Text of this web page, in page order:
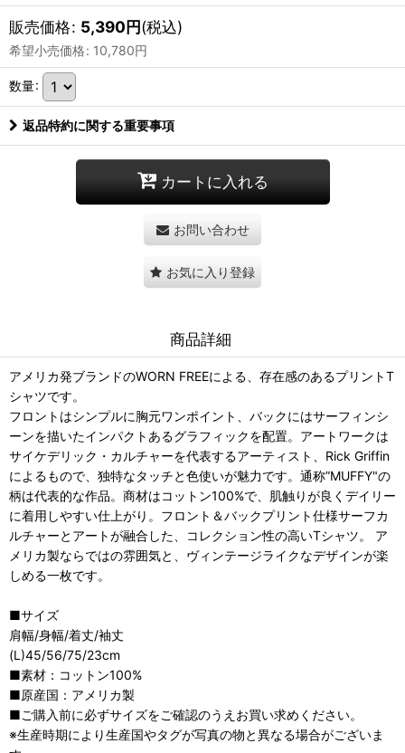
販売価格: 5,390円(税込)
希望小売価格: 10,780円
数量:
返品特約に関する重要事項
カートに入れる
お問い合わせ
お気に入り登録
商品詳細
アメリカ発ブランドのWORN FREEによる、存在感のあるプリントT
シャツです。
フロントはシンプルに胸元ワンポイント、バックにはサーフィンシ
ーンを描いたインパクトあるグラフィックを配置。アートワークは
サイケデリック・カルチャーを代表するアーティスト、Rick Griffin
によるもので、独特なタッチと色使いが魅力です。通称”MUFFY"の
柄は代表的な作品。商材はコットン100%で、肌触りが良くデイリー
に着用しやすい仕上がり。フロント＆バックプリント仕様サーフカ
ルチャーとアートが融合した、コレクション性の高いTシャツ。 ア
メリカ製ならではの雰囲気と、ヴィンテージライクなデザインが楽
しめる一枚です。
■サイズ
肩幅/身幅/着丈/袖丈
(L)45/56/75/23cm
■素材：コットン100%
■原産国：アメリカ製
■ご購入前に必ずサイズをご確認のうえお買い求めください。
※生産時期により生産国やタグが写真の物と異なる場合がございま